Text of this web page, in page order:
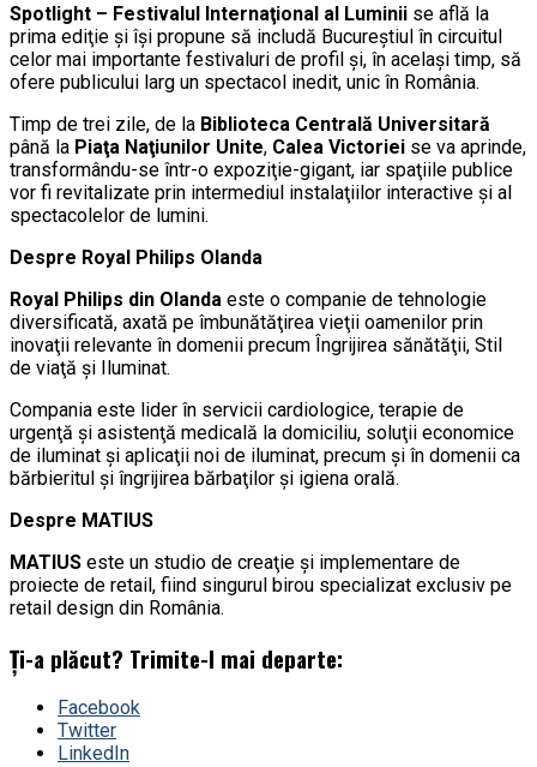
Spotlight – Festivalul Internaţional al Luminii se află la
prima ediţie şi îşi propune să includă Bucureştiul în circuitul
celor mai importante festivaluri de profil şi, în acelaşi timp, să
ofere publicului larg un spectacol inedit, unic în România.
Timp de trei zile, de la Biblioteca Centrală Universitară
până la Piaţa Naţiunilor Unite, Calea Victoriei se va aprinde,
transformându-se într-o expoziţie-gigant, iar spaţiile publice
vor fi revitalizate prin intermediul instalaţiilor interactive şi al
spectacolelor de lumini.
Despre Royal Philips Olanda
Royal Philips din Olanda este o companie de tehnologie
diversificată, axată pe îmbunătăţirea vieţii oamenilor prin
inovaţii relevante în domenii precum Îngrijirea sănătăţii, Stil
de viaţă şi Iluminat.
Compania este lider în servicii cardiologice, terapie de
urgenţă şi asistenţă medicală la domiciliu, soluţii economice
de iluminat şi aplicaţii noi de iluminat, precum şi în domenii ca
bărbieritul şi îngrijirea bărbaţilor şi igiena orală.
Despre MATIUS
MATIUS este un studio de creaţie şi implementare de
proiecte de retail, fiind singurul birou specializat exclusiv pe
retail design din România.
Ți-a plăcut? Trimite-l mai departe:
Facebook
Twitter
LinkedIn